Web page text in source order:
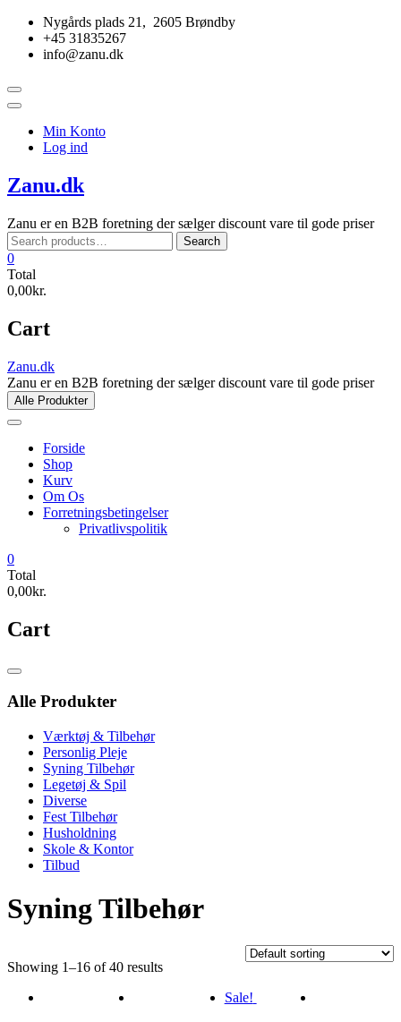
Skip
content
Nygårds plads 21, 2605 Brøndby
+45 31835267
info@zanu.dk
Topbar
Menu
Min Konto
Log ind
Zanu.dk
Zanu er en B2B foretning der sælger discount vare til gode priser
Search
for:
Search
0
Total
0,00kr.
Cart
Zanu.dk
Zanu er en B2B foretning der sælger discount vare til gode priser
Alle Produkter
Forside
Shop
Kurv
Om Os
Forretningsbetingelser
Privatlivspolitik
0
Total
0,00kr.
Cart
Catalog
Alle Produkter
Værktøj & Tilbehør
Personlig Pleje
Syning Tilbehør
Legetøj & Spil
Diverse
Fest Tilbehør
Husholdning
Skole & Kontor
Tilbud
Syning Tilbehør
Showing 1–16 of 40 results
Sale!